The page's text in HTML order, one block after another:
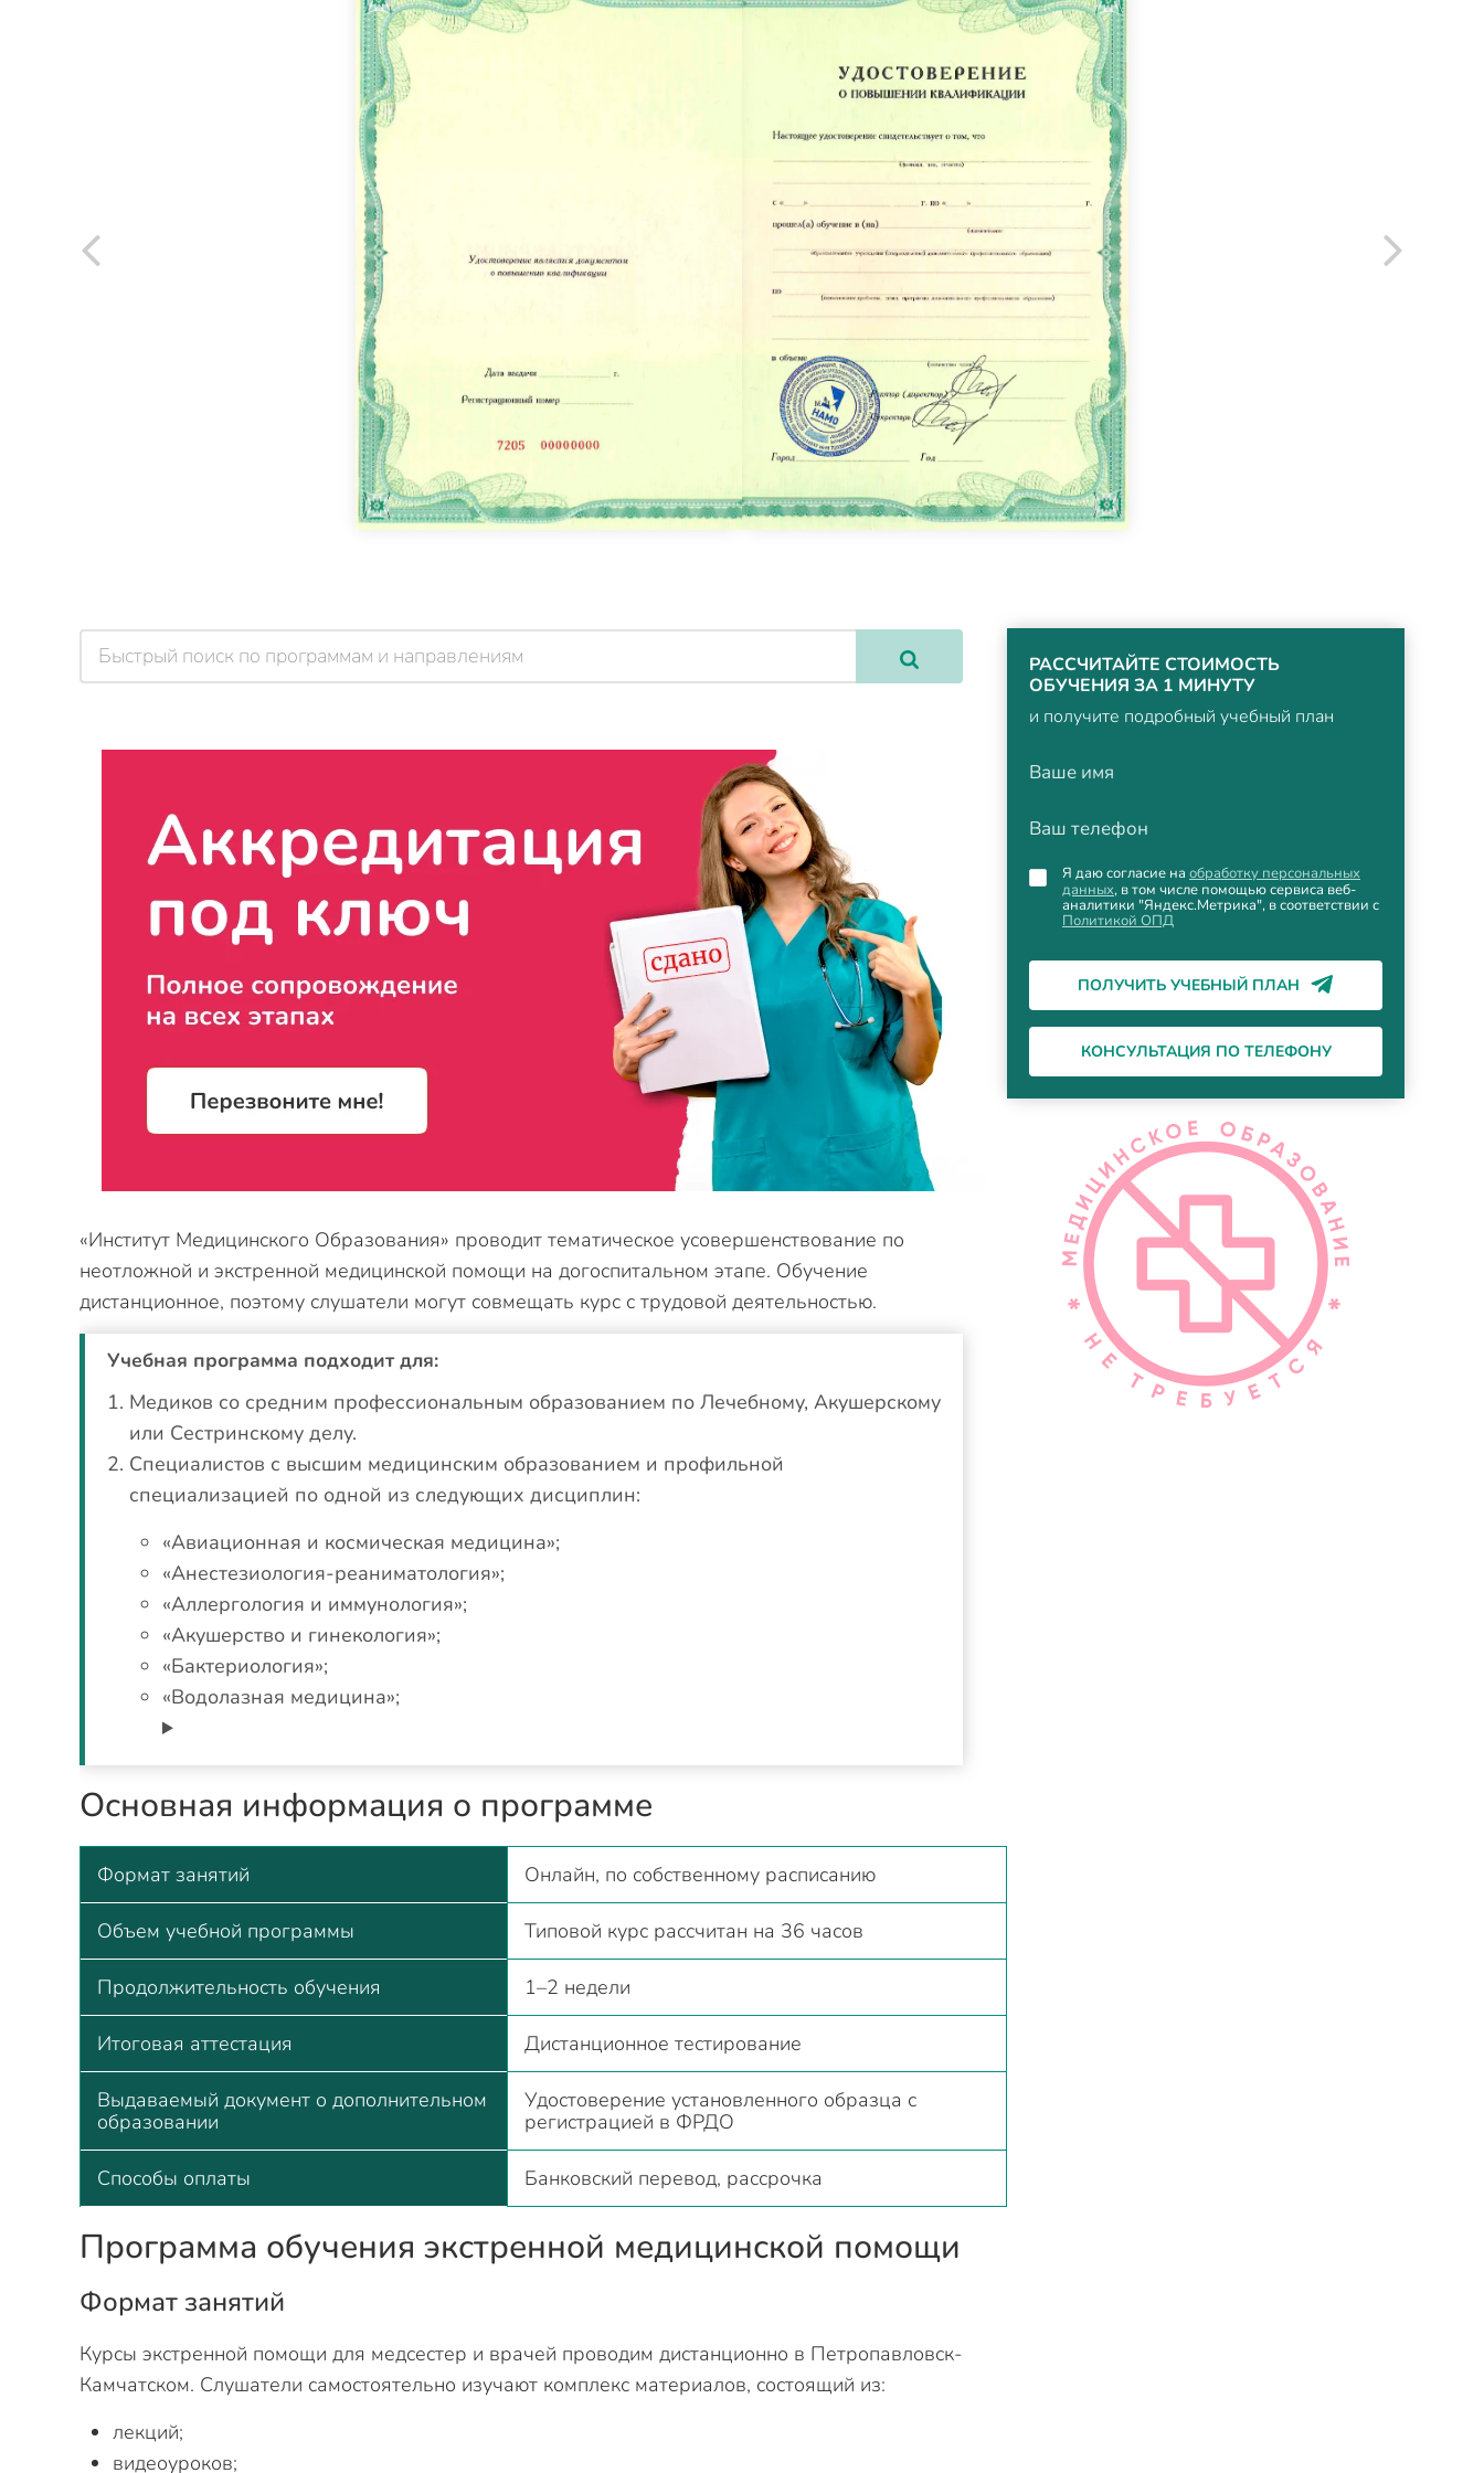
РАССЧИТАЙТЕ СТОИМОСТЬ
ОБУЧЕНИЯ ЗА 1 МИНУТУ
и получите подробный учебный план
Ваше имя
Ваш телефон
Я даю согласие на обработку персональных
данных, в том числе помощью сервиса веб-
аналитики "Яндекс.Метрика", в соответствии с
Политикой ОПД
ПОЛУЧИТЬ УЧЕБНЫЙ ПЛАН
КОНСУЛЬТАЦИЯ ПО ТЕЛЕФОНУ
«Институт Медицинского Образования» проводит тематическое усовершенствование по
неотложной и экстренной медицинской помощи на догоспитальном этапе. Обучение
дистанционное, поэтому слушатели могут совмещать курс с трудовой деятельностью.
Учебная программа подходит для:
Медиков со средним профессиональным образованием по Лечебному, Акушерскому
или Сестринскому делу.
Специалистов с высшим медицинским образованием и профильной
специализацией по одной из следующих дисциплин:
«Авиационная и космическая медицина»;
«Анестезиология-реаниматология»;
«Аллергология и иммунология»;
«Акушерство и гинекология»;
«Бактериология»;
«Водолазная медицина»;
Основная информация о программе
Формат занятий Онлайн, по собственному расписанию
Объем учебной программы Типовой курс рассчитан на 36 часов
Продолжительность обучения 1–2 недели
Итоговая аттестация Дистанционное тестирование
Выдаваемый документ о дополнительном
образовании
Удостоверение установленного образца с
регистрацией в ФРДО
Способы оплаты Банковский перевод, рассрочка
Программа обучения экстренной медицинской помощи
Формат занятий
Курсы экстренной помощи для медсестер и врачей проводим дистанционно в Петропавловск-
Камчатском. Слушатели самостоятельно изучают комплекс материалов, состоящий из:
лекций;
видеоуроков;